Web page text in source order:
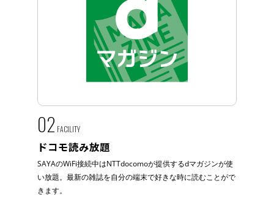
02 FACILITY
ドコモ読み放題
SAYAのWiFi接続中はNTTdocomoが提供するdマガジンが使
い放題。最新の雑誌を自分の端末で好きな時に読むことがで
きます。